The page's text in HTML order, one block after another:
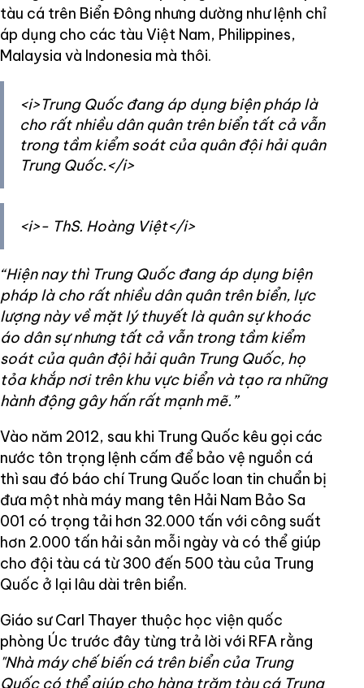
tàu cá trên Biển Đông nhưng dường như lệnh chỉ
áp dụng cho các tàu Việt Nam, Philippines,
Malaysia và Indonesia mà thôi.
<i>Trung Quốc đang áp dụng biện pháp là
cho rất nhiều dân quân trên biển tất cả vẫn
trong tầm kiểm soát của quân đội hải quân
Trung Quốc.</i>
<i>- ThS. Hoàng Việt</i>
“Hiện nay thì Trung Quốc đang áp dụng biện
pháp là cho rất nhiều dân quân trên biển, lực
lượng này về mặt lý thuyết là quân sự khoác
áo dân sự nhưng tất cả vẫn trong tầm kiểm
soát của quân đội hải quân Trung Quốc, họ
tỏa khắp nơi trên khu vực biển và tạo ra những
hành động gây hấn rất mạnh mẽ.”
Vào năm 2012, sau khi Trung Quốc kêu gọi các
nước tôn trọng lệnh cấm để bảo vệ nguồn cá
thì sau đó báo chí Trung Quốc loan tin chuẩn bị
đưa một nhà máy mang tên Hải Nam Bảo Sa
001 có trọng tải hơn 32.000 tấn với công suất
hơn 2.000 tấn hải sản mỗi ngày và có thể giúp
cho đội tàu cá từ 300 đến 500 tàu của Trung
Quốc ở lại lâu dài trên biển.
Giáo sư Carl Thayer thuộc học viện quốc
phòng Úc trước đây từng trả lời với RFA rằng
"Nhà máy chế biến cá trên biển của Trung
Quốc có thể giúp cho hàng trăm tàu cá Trung